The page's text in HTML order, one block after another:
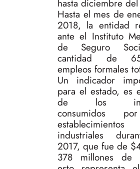
hasta diciembre del
Hasta el mes de
2018, la entidad
ante el Instituto
de Seguro
cantidad de
empleos formales
Un indicador
para el estado, es
de los
consumidos
establecimientos
industriales
2017, que fue de
378 millones de